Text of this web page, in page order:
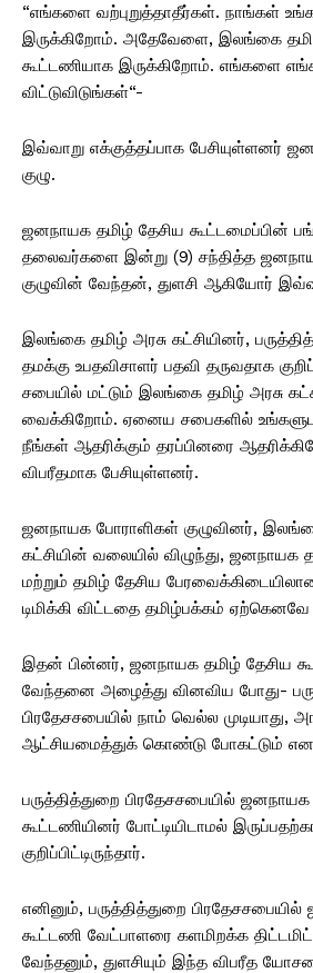
“எங்களை வற்புறுத்தாதீர்கள். நாங்கள்
இருக்கிறோம். அதேவேளை, இலங்கை தமிழ்
கூட்டணியாக இருக்கிறோம். எங்களை
விட்டுவிடுங்கள்“-
இவ்வாறு எக்குத்தப்பாக பேசியுள்ளனர்
குழு.
ஜனநாயக தமிழ் தேசிய கூட்டமைப்பின்
தலைவர்களை இன்று (9) சந்தித்த
குழுவின் வேந்தன், துளசி ஆகியோர்
இலங்கை தமிழ் அரசு கட்சியினர்,
தமக்கு உபதவிசாளர் பதவி தருவதாக
சபையில் மட்டும் இலங்கை தமிழ் அரசு
வைக்கிறோம். ஏனைய சபைகளில்
நீங்கள் ஆதரிக்கும் தரப்பினரை
விபரீதமாக பேசியுள்ளனர்.
ஜனநாயக போராளிகள் குழுவினர்,
கட்சியின் வலையில் விழுந்து, ஜனநாயக
மற்றும் தமிழ் தேசிய
டிமிக்கி விட்டதை தமிழ்பக்கம் ஏற்கெனவே
இதன் பின்னர், ஜனநாயக தமிழ் தேசிய
வேந்தனை அழைத்து வினவிய போது-
பிரதேசசபையில் நாம் வெல்ல முடியாது,
ஆட்சியமைத்துக் கொண்டு போகட்டும் என
பருத்தித்துறை பிரதேசசபையில் ஜனநாயக
கூட்டணியினர் போட்டியிடாமல்
குறிப்பிட்டிருந்தார்.
எனினும், பருத்தித்துறை
கூட்டணி வேட்பாளரை களமிறக்க
வேந்தனும், துளசியும் இந்த விபரீத